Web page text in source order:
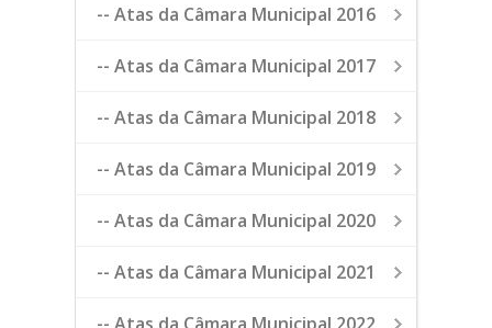
-- Atas da Câmara Municipal 2016
-- Atas da Câmara Municipal 2017
-- Atas da Câmara Municipal 2018
-- Atas da Câmara Municipal 2019
-- Atas da Câmara Municipal 2020
-- Atas da Câmara Municipal 2021
-- Atas da Câmara Municipal 2022